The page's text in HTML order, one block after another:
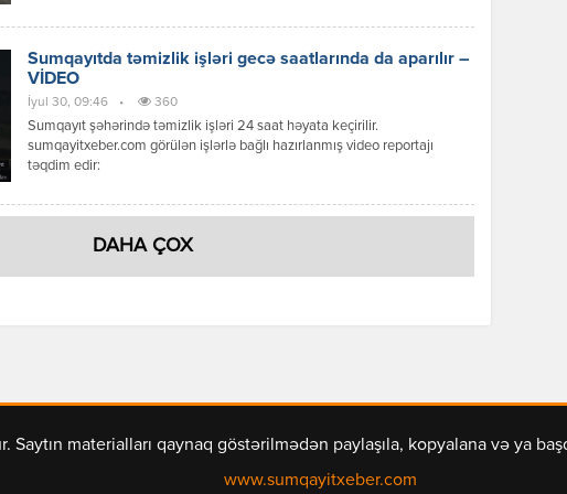
vasitələrinin istehsalı və yığımı layihəsi çərçivəsində 200-dən çox daimi iş
Sumqayıtda təmizlik işləri gecə saatlarında da aparılır –
VİDEO
İyul 30, 09:46 • 360
Sumqayıt şəhərində təmizlik işləri 24 saat həyata keçirilir.
sumqayitxeber.com görülən işlərlə bağlı hazırlanmış video reportajı
təqdim edir:
DAHA ÇOX
Saytın materialları qaynaq göstərilmədən paylaşıla, kopyalana və ya
www.sumqayitxeber.com